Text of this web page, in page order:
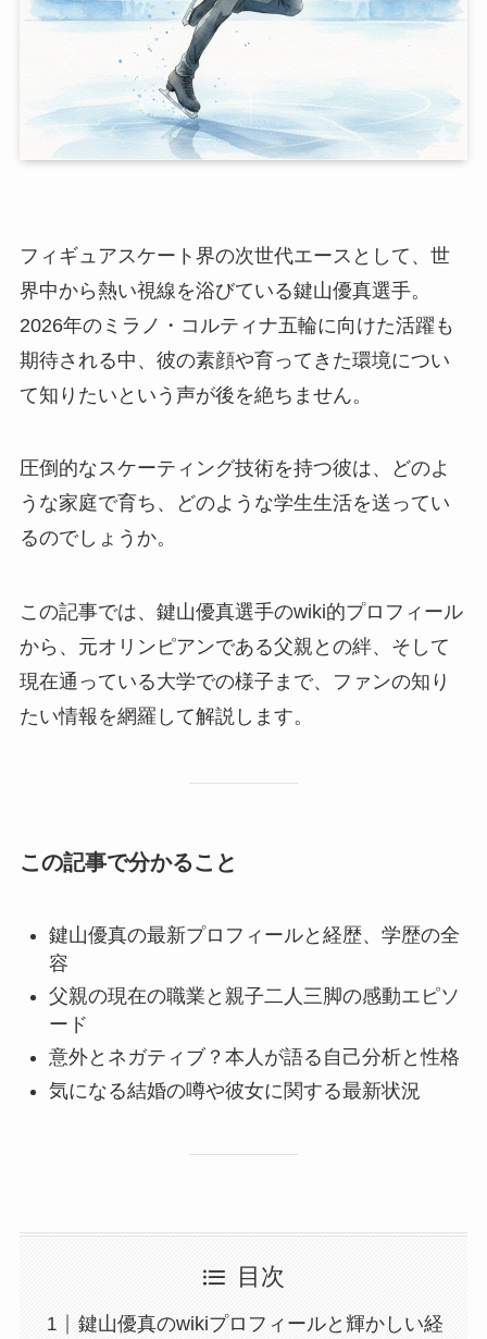
フィギュアスケート界の次世代エースとして、世
界中から熱い視線を浴びている鍵山優真選手。
2026年のミラノ・コルティナ五輪に向けた活躍も
期待される中、彼の素顔や育ってきた環境につい
て知りたいという声が後を絶ちません。
圧倒的なスケーティング技術を持つ彼は、どのよ
うな家庭で育ち、どのような学生生活を送ってい
るのでしょうか。
この記事では、鍵山優真選手のwiki的プロフィール
から、元オリンピアンである父親との絆、そして
現在通っている大学での様子まで、ファンの知り
たい情報を網羅して解説します。
この記事で分かること
鍵山優真の最新プロフィールと経歴、学歴の全
容
父親の現在の職業と親子二人三脚の感動エピソ
ード
意外とネガティブ？本人が語る自己分析と性格
気になる結婚の噂や彼女に関する最新状況
目次
鍵山優真のwikiプロフィールと輝かしい経